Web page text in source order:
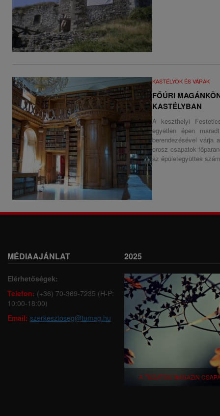
KASTÉLYOK ÉS VÁRAK
FŐÚRI
KASTÉLYBAN
A keszthelyi
egyetlen épen
berendezésével várja
orosz csapatok
az épületegyüttes
MÉDIAAJÁNLAT
Elérhetőségek:
Telefon: (+36) 70-369-7235 (H-P:
10:00-18:00)
Email: szerkesztoseg@tumag.hu
2025
A TUDATOS MAGAZIN